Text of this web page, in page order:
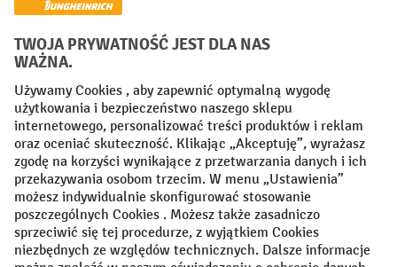
Factura Przedpłata
Sieci społecznościowe
Facebook
YouTube
LinkedIn
Instagram
Regulamin Impressum PL
Oświadczenie o ochronie danych